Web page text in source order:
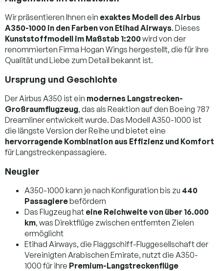
Wir präsentieren Ihnen ein exaktes Modell des Airbus
A350-1000 in den Farben von Etihad Airways. Dieses
Kunststoffmodell im Maßstab 1:200wird von der
renommierten Firma Hogan Wings hergestellt, die für ihre
Qualität und Liebe zum Detail bekannt ist.
Ursprung und Geschichte
Der Airbus A350 ist ein modernes Langstrecken-
Großraumflugzeug, das als Reaktion auf den Boeing 787
Dreamliner entwickelt wurde. Das Modell A350-1000 ist
die längste Version der Reihe und bietet eine
hervorragende Kombination aus Effizienz und Komfort
für Langstreckenpassagiere.
Neugier
A350-1000 kann je nach Konfiguration bis zu 440
Passagierebefördern
Das Flugzeug hat eine Reichweite von über 16.000
km, was Direktflüge zwischen entfernten Zielen
ermöglicht
Etihad Airways, die Flaggschiff-Fluggesellschaft der
Vereinigten Arabischen Emirate, nutzt die A350-
1000 für ihre Premium-Langstreckenflüge